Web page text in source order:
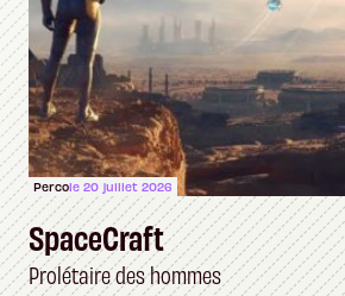
Percole 20 juillet 2026
SpaceCraft
Prolétaire des hommes